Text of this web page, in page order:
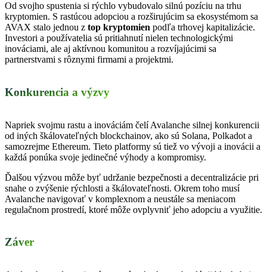
Od svojho spustenia si rýchlo vybudovalo silnú pozíciu na trhu
kryptomien. S rastúcou adopciou a rozširujúcim sa ekosystémom sa
AVAX stalo jednou z top kryptomien podľa trhovej kapitalizácie.
Investori a používatelia sú pritiahnutí nielen technologickými
inováciami, ale aj aktívnou komunitou a rozvíjajúcimi sa
partnerstvami s rôznymi firmami a projektmi.
Konkurencia a výzvy
Napriek svojmu rastu a inováciám čelí Avalanche silnej konkurencii
od iných škálovateľných blockchainov, ako sú Solana, Polkadot a
samozrejme Ethereum. Tieto platformy sú tiež vo vývoji a inovácii a
každá ponúka svoje jedinečné výhody a kompromisy.
Ďalšou výzvou môže byť udržanie bezpečnosti a decentralizácie pri
snahe o zvýšenie rýchlosti a škálovateľnosti. Okrem toho musí
Avalanche navigovať v komplexnom a neustále sa meniacom
regulačnom prostredí, ktoré môže ovplyvniť jeho adopciu a využitie.
Záver